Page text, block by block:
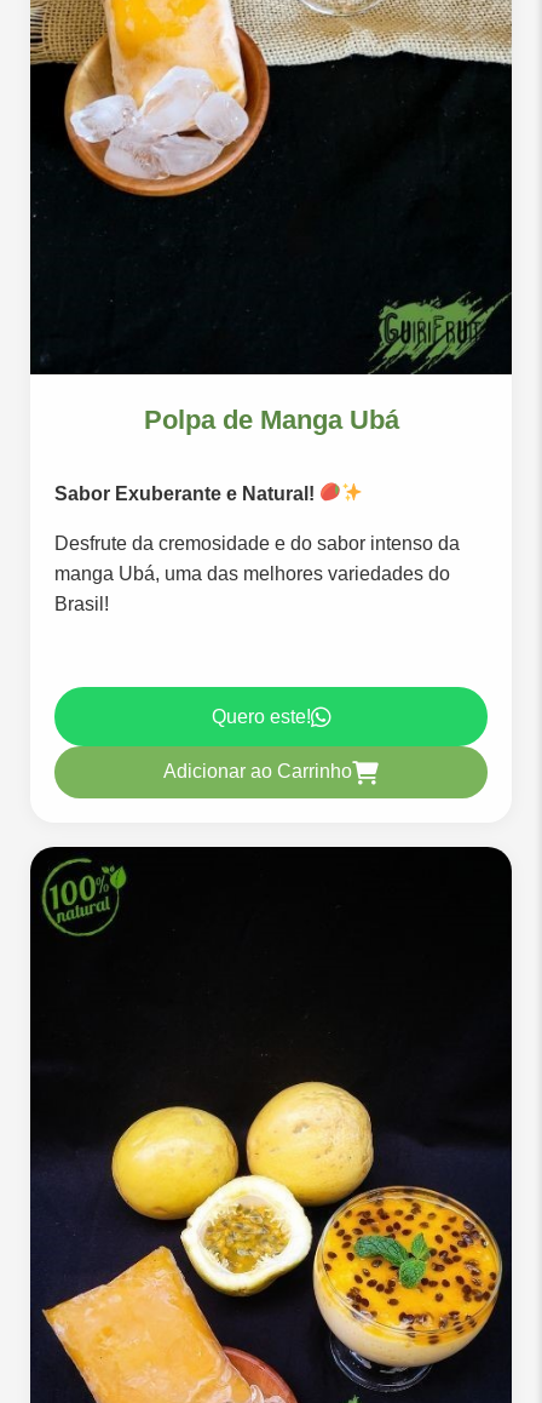
Polpa de Manga Ubá
Sabor Exuberante e Natural!
Desfrute da cremosidade e do sabor intenso da
manga Ubá, uma das melhores variedades do
Brasil!
Quero este!
Adicionar ao Carrinho